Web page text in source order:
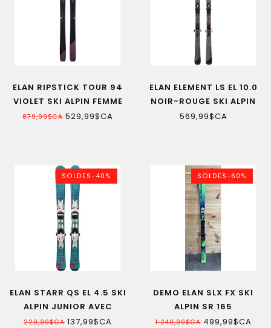
ELAN RIPSTICK TOUR 94
VIOLET SKI ALPIN FEMME
879,99$CA 529,99$CA
ELAN ELEMENT LS EL 10.0
NOIR-ROUGE SKI ALPIN
SR
569,99$CA
SOLDES-40%
ELAN STARR QS EL 4.5 SKI
ALPIN JUNIOR AVEC
FIXATION 22
229,99$CA 137,99$CA
SOLDES-60%
DEMO ELAN SLX FX SKI
ALPIN SR 165
1 249,99$CA499,99$CA